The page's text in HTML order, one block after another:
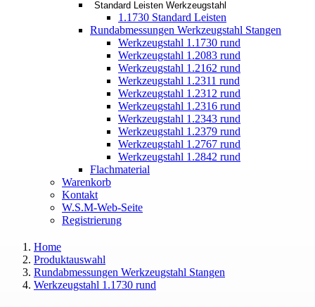
Standard Leisten Werkzeugstahl
1.1730 Standard Leisten
Rundabmessungen Werkzeugstahl Stangen
Werkzeugstahl 1.1730 rund
Werkzeugstahl 1.2083 rund
Werkzeugstahl 1.2162 rund
Werkzeugstahl 1.2311 rund
Werkzeugstahl 1.2312 rund
Werkzeugstahl 1.2316 rund
Werkzeugstahl 1.2343 rund
Werkzeugstahl 1.2379 rund
Werkzeugstahl 1.2767 rund
Werkzeugstahl 1.2842 rund
Flachmaterial
Warenkorb
Kontakt
W.S.M-Web-Seite
Registrierung
Home
Produktauswahl
Rundabmessungen Werkzeugstahl Stangen
Werkzeugstahl 1.1730 rund